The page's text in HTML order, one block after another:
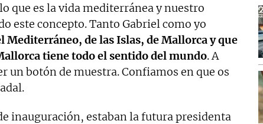
que es la vida mediterránea y nuestro
este concepto. Tanto Gabriel como yo
Mediterráneo, de las Islas, de Mallorca y que
tiene todo el sentido del mundo. A
un botón de muestra. Confiamos en que os
inauguración, estaban la futura presidenta